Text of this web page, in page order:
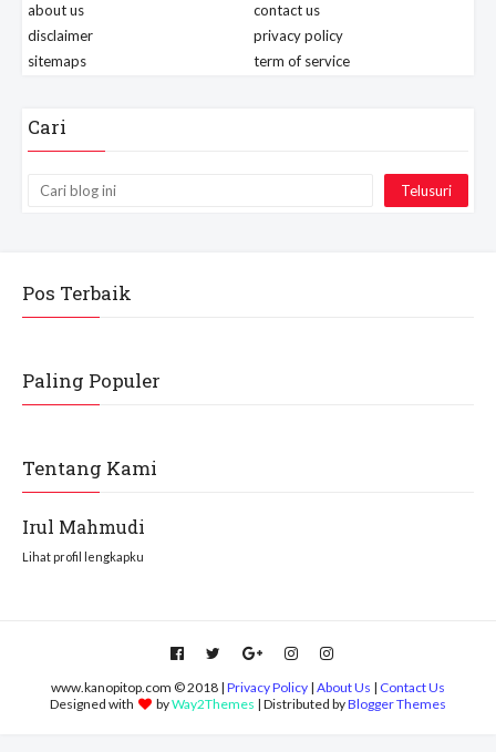
about us
contact us
disclaimer
privacy policy
sitemaps
term of service
Cari
Pos Terbaik
Paling Populer
Tentang Kami
Irul Mahmudi
Lihat profil lengkapku
www.kanopitop.com © 2018 | Privacy Policy | About Us | Contact Us
Designed with
byWay2Themes | Distributed byBlogger Themes